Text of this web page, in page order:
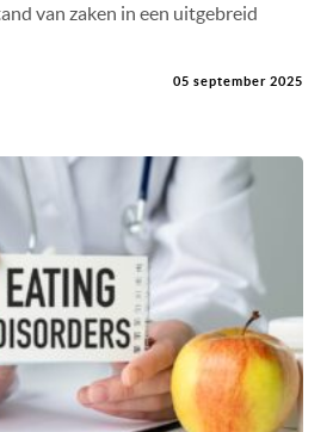
van zaken in een uitgebreid
05 september 2025